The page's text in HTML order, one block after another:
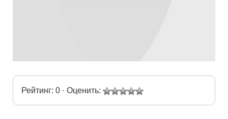
Рейтинг: 0 · Оценить: